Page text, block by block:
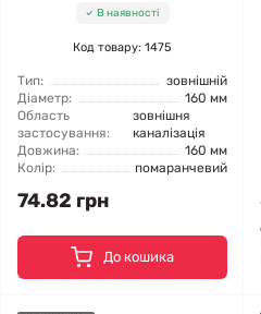
В наявності
Код товару: 1475
Тип:
зовнішній
Діаметр:
160 мм
Область
застосування:
зовнішня
каналізація
Довжина:
160 мм
Колір:
помаранчевий
74.82 грн
До кошика